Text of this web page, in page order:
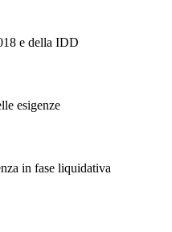
e della IDD
esigenze
in fase liquidativa